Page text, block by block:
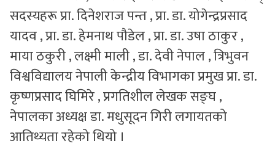
सदस्यहरू प्रा. दिनेशराज पन्त , प्रा. डा. योगेन्द्रप्रसाद
यादव , प्रा. डा. हेमनाथ पौडेल , प्रा. डा. उषा ठाकुर ,
माया ठकुरी , लक्ष्मी माली , डा. देवी नेपाल , त्रिभुवन
विश्वविद्यालय नेपाली केन्द्रीय विभागका प्रमुख प्रा. डा.
कृष्णप्रसाद घिमिरे , प्रगतिशील लेखक सङ्घ ,
नेपालका अध्यक्ष डा. मधुसूदन गिरी लगायतको
आतिथ्यता रहेको थियो ।